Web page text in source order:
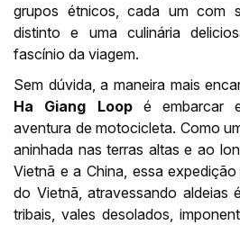
grupos étnicos, cada um com
distinto e uma culinária
fascínio da viagem.
Sem dúvida, a maneira mais
Ha Giang Loopé embarcar
aventura de motocicleta. Como
aninhada nas terras altas e ao
Vietnã e a China, essa
do Vietnã, atravessando aldeias
tribais, vales desolados,